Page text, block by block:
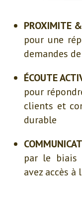
PROXIMITE
pour une
demandes
ÉCOUTE
pour
clients et
durable
par le biais
avez accès à